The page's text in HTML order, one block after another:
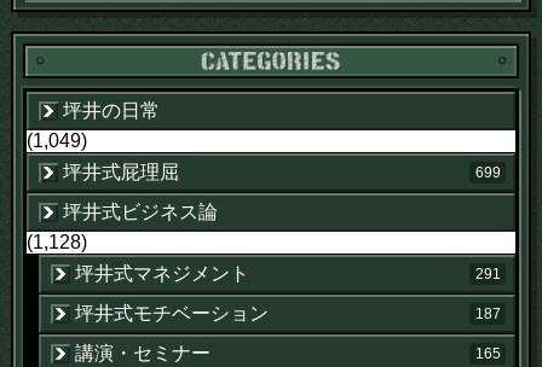
坪井の日常
(1,049)
坪井式屁理屈
699
坪井式ビジネス論
(1,128)
坪井式マネジメント
291
坪井式モチベーション 187
講演・セミナー 165